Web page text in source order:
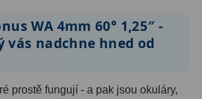
WA 4mm 60° 1,25″ -
vás nadchne hned od
prostě fungují - a pak jsou okuláry,